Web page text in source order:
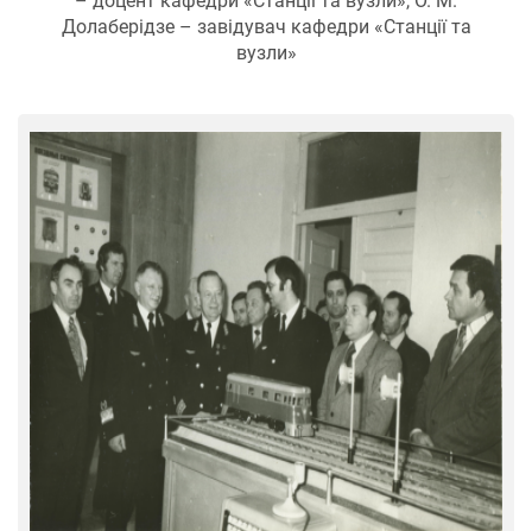
Долаберідзе – завідувач кафедри «Станції та
вузли»